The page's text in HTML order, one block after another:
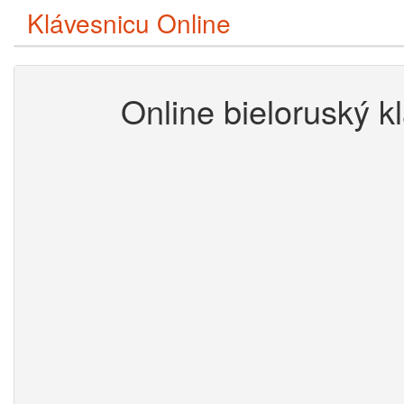
Klávesnicu Online
Online bieloruský